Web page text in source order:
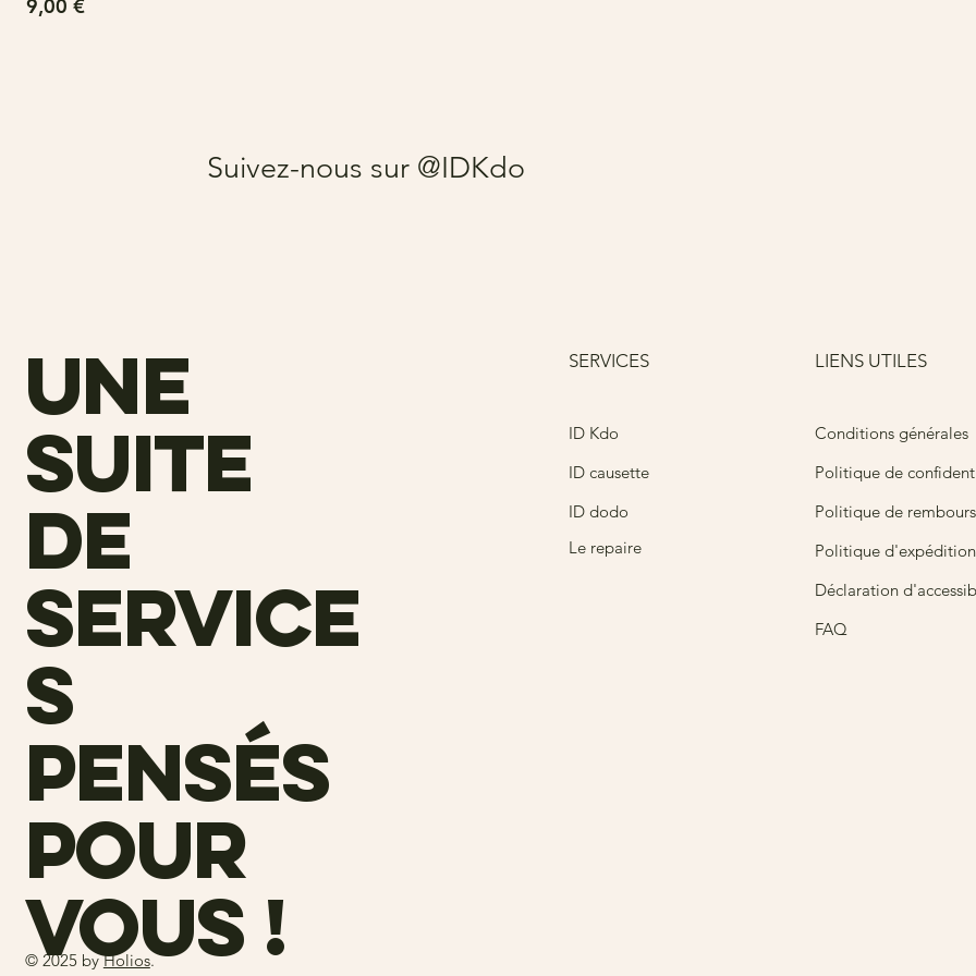
9,00 €
Suivez-nous sur @IDKdo
une
suite
de
service
s
pensés
pour
vous !
SERVICES
ID Kdo
ID causette
ID dodo
Le repaire
LIENS UTILES
Conditions générales
Politique de
Politique de
Politique d'expédition
Déclaration
FAQ
© 2025 byHolios.